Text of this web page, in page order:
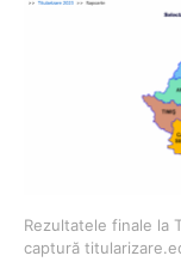
Rezultatele finale la
captură